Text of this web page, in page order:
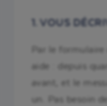
1. VOUS
Par le
aide : depuis
avant, et le
un. Pas besoin